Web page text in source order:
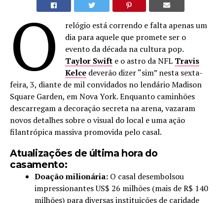
O
relógio está correndo e falta apenas um
dia para aquele que promete ser o
evento da década na cultura pop.
Taylor Swift e o astro da NFL Travis
Kelce deverão dizer “sim” nesta sexta-
feira, 3, diante de mil convidados no lendário Madison
Square Garden, em Nova York. Enquanto caminhões
descarregam a decoração secreta na arena, vazaram
novos detalhes sobre o visual do local e uma ação
filantrópica massiva promovida pelo casal.
Atualizações de última hora do
casamento:
Doação milionária: O casal desembolsou
impressionantes US$ 26 milhões (mais de R$ 140
milhões) para diversas instituições de caridade